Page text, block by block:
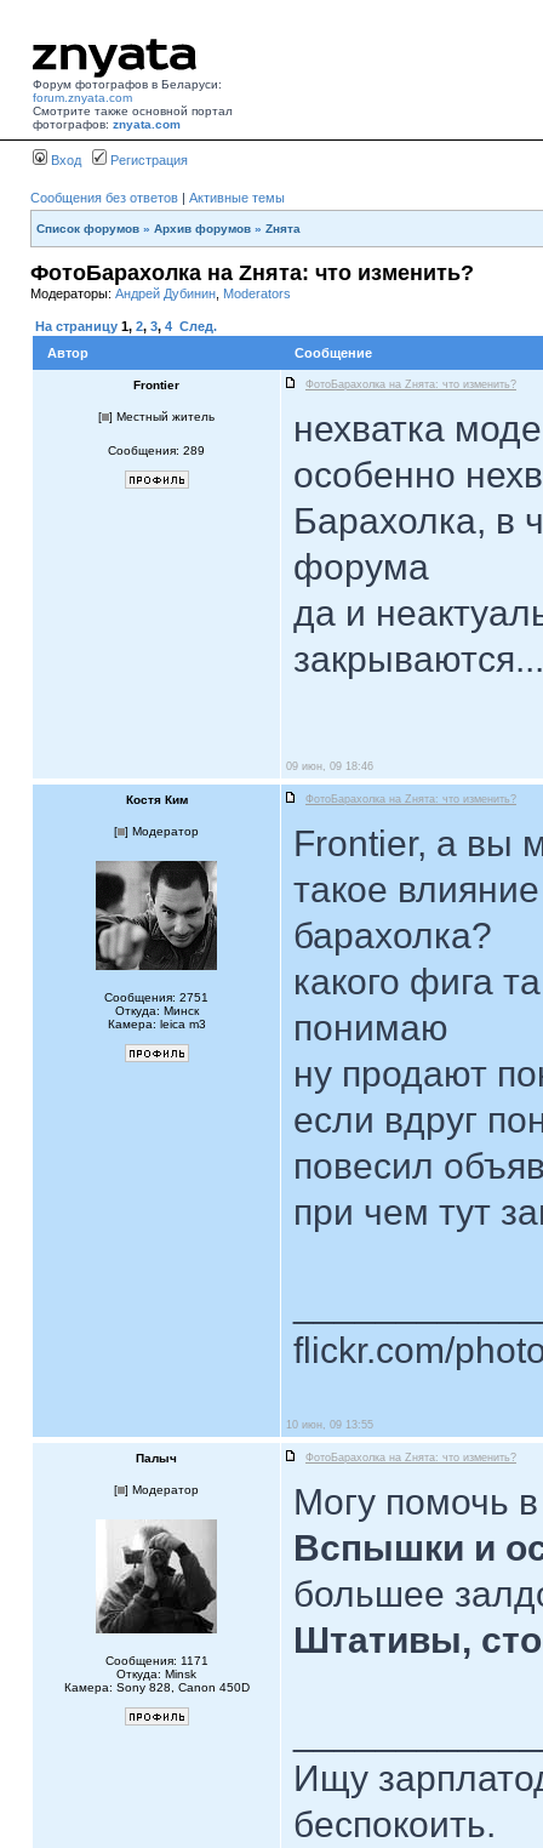
Форум фотографов в Беларуси:
forum.znyata.com
Смотрите также основной портал
фотографов: znyata.com
Вход Регистрация
Сообщения без ответов | Активные темы
Список форумов » Архив форумов » Zнята
ФотоБарахолка на Zнята: что изменить?
Модераторы: Андрей Дубинин Moderators
На страницу 1, 2, 3, 4 След.
Автор
Сообщение
Frontier ФотоБарахолка на Zнята: что изменить?
[ ] Местный житель
Сообщения: 289
нехватка
особенно
Барахолка, в
форума
да и
закрываются...
09 июн, 09 18:46
Костя Ким ФотоБарахолка на Zнята: что изменить?
[ ] Модератор
Сообщения: 2751
Откуда: Минск
Камера: leica m3
Frontier, а вы
такое
барахолка?
какого фига
понимаю
ну продают
если вдруг
повесил
при чем тут
flickr.com/
10 июн, 09 13:55
Палыч ФотоБарахолка на Zнята: что изменить?
[ ] Модератор
Сообщения: 1171
Откуда: Minsk
Камера: Sony 828, Canon 450D
Могу помочь
Вспышки и
большее
Штативы,
Ищу
беспокоить.